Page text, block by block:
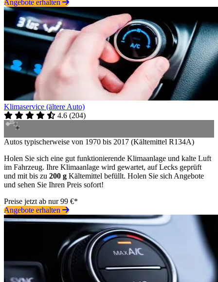
Angebote erhalten
Klimaservice (ältere Auto)
4.6 (204)
Autos typischerweise von 1970 bis 2017 (Kältemittel R134A)
Holen Sie sich eine gut funktionierende Klimaanlage und kalte Luft
im Fahrzeug. Ihre Klimaanlage wird gewartet, auf Lecks geprüft
und mit bis zu 200 g Kältemittel befüllt. Holen Sie sich Angebote
und sehen Sie Ihren Preis sofort!
Preise jetzt ab nur 99 €*
Angebote erhalten